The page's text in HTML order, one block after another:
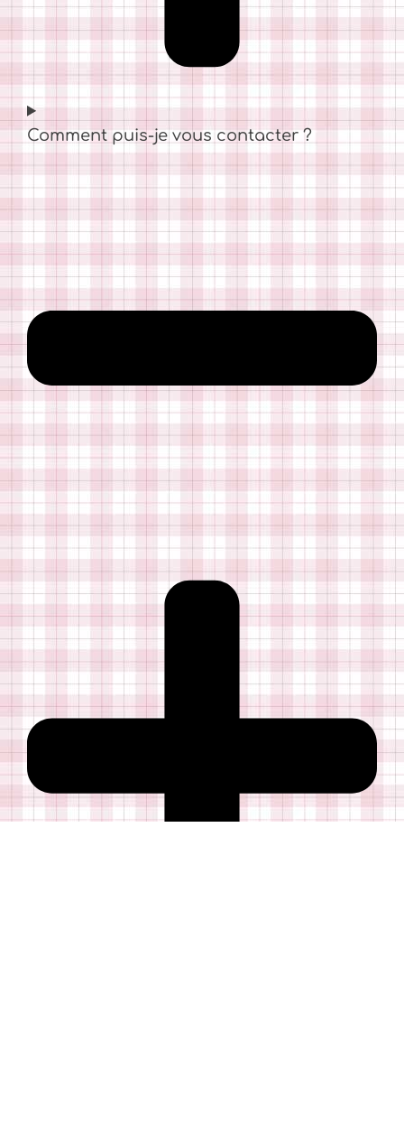
Comment puis-je vous contacter ?